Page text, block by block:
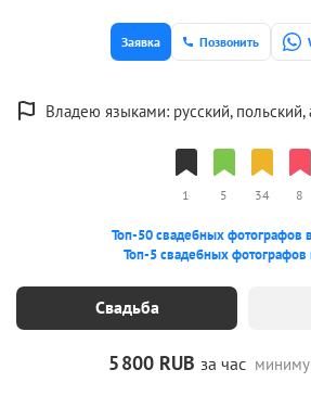
Заявка Позвонить
Владею языками: русский, польский,
1 5 34 8
Топ-50 свадебных фотографов
Топ-5 свадебных фотографов
Свадьба
5800 RUBза час